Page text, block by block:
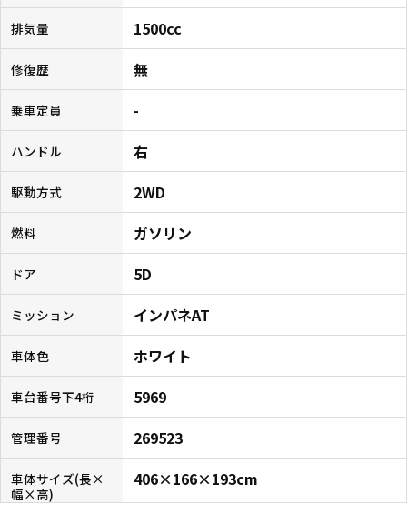
排気量 1500cc
修復歴 無
乗車定員 -
ハンドル 右
駆動方式 2WD
燃料 ガソリン
ドア 5D
ミッション インパネAT
車体色 ホワイト
車台番号下4桁 5969
管理番号 269523
車体サイズ(長×
幅×高)
406×166×193cm